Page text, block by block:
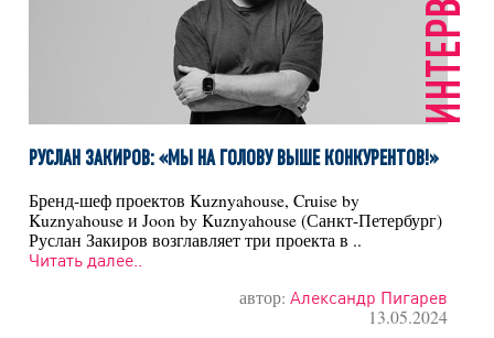
РУСЛАН ЗАКИРОВ: «МЫ НА ГОЛОВУ ВЫШЕ КОНКУРЕНТОВ!»
Бренд-шеф проектов Kuznyahouse, Cruise by
Kuznyahouse и Joon by Kuznyahouse (Санкт-Петербург)
Руслан Закиров возглавляет три проекта в ..
Читать далее..
автор: Александр Пигарев
13.05.2024